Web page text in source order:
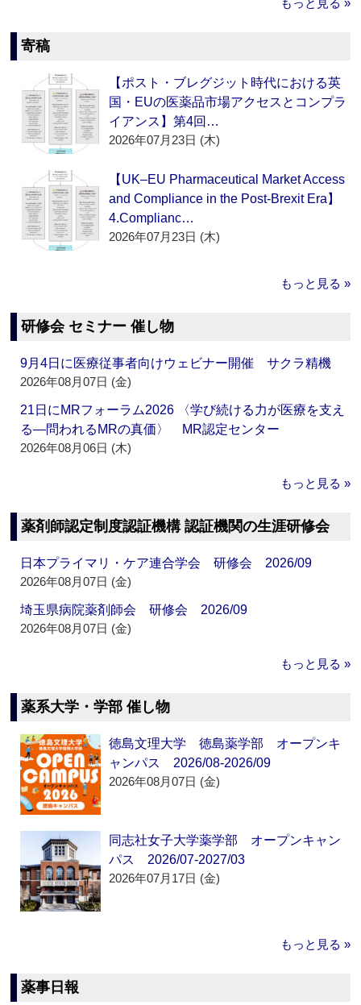
もっと見る »
寄稿
【ポスト・ブレグジット時代における英
国・EUの医薬品市場アクセスとコンプラ
イアンス】第4回…
2026年07月23日 (木)
【UK–EU Pharmaceutical Market Access
and Compliance in the Post-Brexit Era】
4.Complianc…
2026年07月23日 (木)
もっと見る »
研修会 セミナー 催し物
9月4日に医療従事者向けウェビナー開催 サクラ精機
2026年08月07日 (金)
21日にMRフォーラム2026 〈学び続ける力が医療を支え
る―問われるMRの真価〉 MR認定センター
2026年08月06日 (木)
もっと見る »
薬剤師認定制度認証機構 認証機関の生涯研修会
日本プライマリ・ケア連合学会 研修会 2026/09
2026年08月07日 (金)
埼玉県病院薬剤師会 研修会 2026/09
2026年08月07日 (金)
もっと見る »
薬系大学・学部 催し物
徳島文理大学 徳島薬学部 オープンキ
ャンパス 2026/08-2026/09
2026年08月07日 (金)
同志社女子大学薬学部 オープンキャン
パス 2026/07-2027/03
2026年07月17日 (金)
もっと見る »
薬事日報